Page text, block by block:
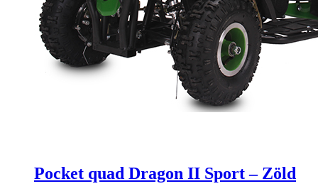
Pocket quad Dragon II Sport – Zöld